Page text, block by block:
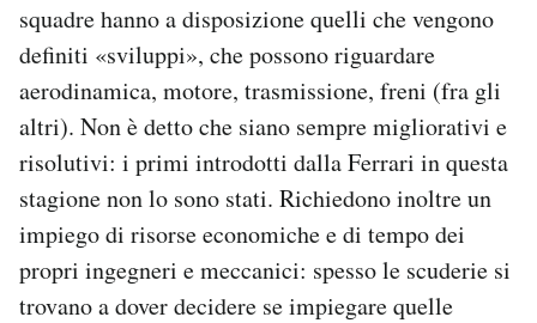
squadre hanno a disposizione quelli che vengono
definiti «sviluppi», che possono riguardare
aerodinamica, motore, trasmissione, freni (fra gli
altri). Non è detto che siano sempre migliorativi e
risolutivi: i primi introdotti dalla Ferrari in questa
stagione non lo sono stati. Richiedono inoltre un
impiego di risorse economiche e di tempo dei
propri ingegneri e meccanici: spesso le scuderie si
trovano a dover decidere se impiegare quelle